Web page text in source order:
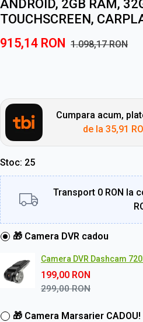
ANDROID, 2GB RAM,
TOUCHSCREEN,
915,14 RON 1.098,17RON
Cumpara acum,
de la 35,91
Stoc 25
Transport 0 RON la
🎁 Camera DVR cadou
Camera DVR Dashcam
199,00 RON
299,00RON
🎁 Camera Marsarier CADOU!